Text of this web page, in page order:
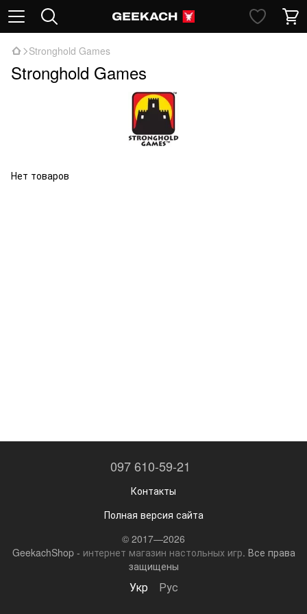
Stronghold Games
Stronghold Games
Нет товаров
097 610-59-21
Контакты
Полная версия сайта
© 2017—2026
GeekachShop - интернет магазин настольных игр. Все права
защищены
Укр Рус